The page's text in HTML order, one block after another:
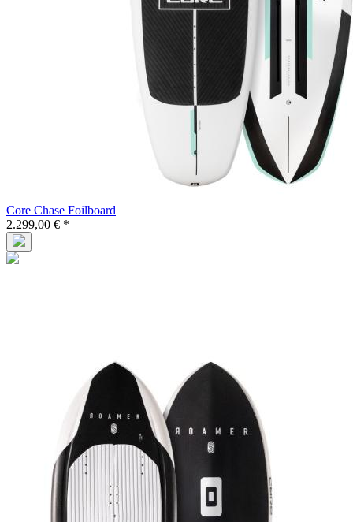
Core Chase Foilboard
2.299,00 € *